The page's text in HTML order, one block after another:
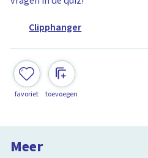
Clipphanger
favoriet toevoegen
Meer